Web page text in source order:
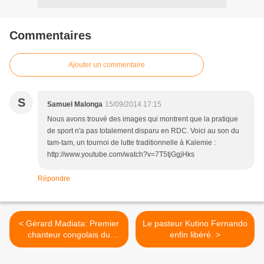
Commentaires
Ajouter un commentaire
S Samuel Malonga 15/09/2014 17:15
Nous avons trouvé des images qui montrent que la pratique
de sport n'a pas totalement disparu en RDC. Voici au son du
tam-tam, un tournoi de lutte traditionnelle à Kalemie :
http://www.youtube.com/watch?v=7T5tjGgjHks
Répondre
< Gérard Madiata: Premier
chanteur congolais du
music-hall
Le pasteur Kutino Fernando
enfin libéré. >